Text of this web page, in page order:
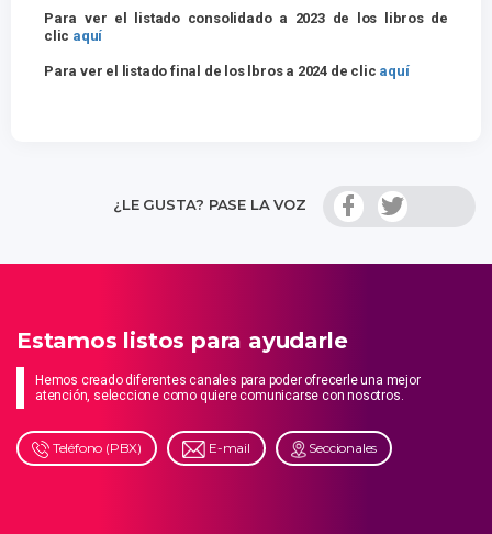
Para ver el listado consolidado a 2023 de los libros de
clic aquí
Para ver el listado final de los lbros a 2024 de clic aquí
¿LE GUSTA? PASE LA VOZ
Estamos listos para ayudarle
Hemos creado diferentes canales para poder ofrecerle una mejor
atención, seleccione como quiere comunicarse con nosotros.
Teléfono (PBX) E-mail Seccionales